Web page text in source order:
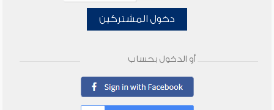
دخول المشتركين
أو الدخول بحساب